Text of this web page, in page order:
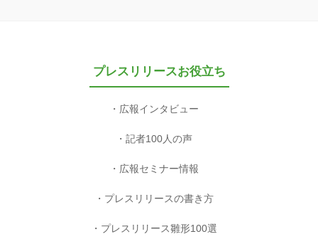
プレスリリースお役立ち
広報インタビュー
記者100人の声
広報セミナー情報
プレスリリースの書き方
プレスリリース雛形100選